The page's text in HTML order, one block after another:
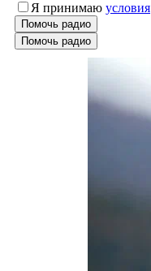
Я принимаю условия
Помочь радио
Помочь радио